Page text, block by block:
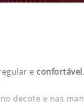
e confortável
no decote e nas